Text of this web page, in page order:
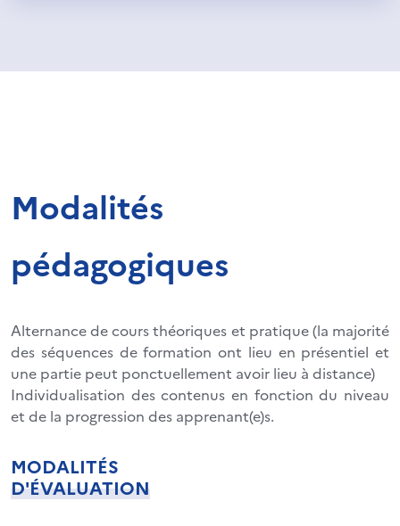
Modalités
pédagogiques
Alternance de cours théoriques et pratique (la majorité
des séquences de formation ont lieu en présentiel et
une partie peut ponctuellement avoir lieu à distance)
Individualisation des contenus en fonction du niveau
et de la progression des apprenant(e)s.
MODALITÉS
D'ÉVALUATION